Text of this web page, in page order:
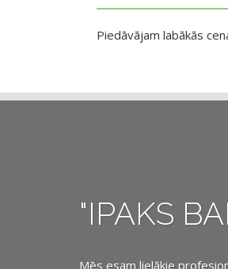
Piedāvājam labākās
"IPAKS
Mēs esam lielākie